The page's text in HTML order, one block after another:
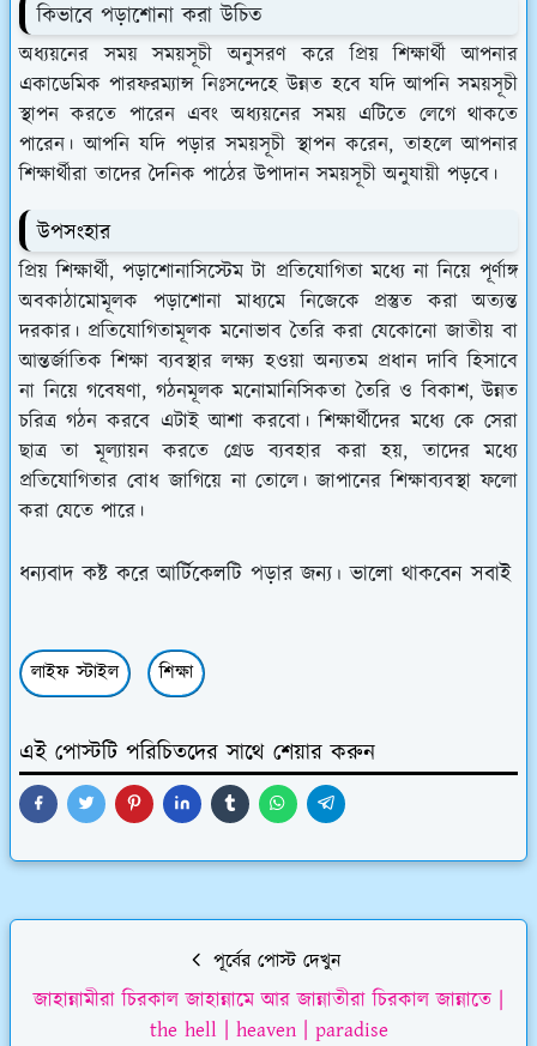
কিভাবে পড়াশোনা করা উচিত
অধ্যয়নের সময় সময়সূচী অনুসরণ করে প্রিয় শিক্ষার্থী আপনার
একাডেমিক পারফরম্যান্স নিঃসন্দেহে উন্নত হবে যদি আপনি সময়সূচী
স্থাপন করতে পারেন এবং অধ্যয়নের সময় এটিতে লেগে থাকতে
পারেন। আপনি যদি পড়ার সময়সূচী স্থাপন করেন, তাহলে আপনার
শিক্ষার্থীরা তাদের দৈনিক পাঠের উপাদান সময়সূচী অনুযায়ী পড়বে।
উপসংহার
প্রিয় শিক্ষার্থী, পড়াশোনাসিস্টেম টা প্রতিযোগিতা মধ্যে না নিয়ে পূর্ণাঙ্গ
অবকাঠামোমূলক পড়াশোনা মাধ্যমে নিজেকে প্রস্তুত করা অত্যন্ত
দরকার। প্রতিযোগিতামূলক মনোভাব তৈরি করা যেকোনো জাতীয় বা
আন্তর্জাতিক শিক্ষা ব্যবস্থার লক্ষ্য হওয়া অন্যতম প্রধান দাবি হিসাবে
না নিয়ে গবেষণা, গঠনমূলক মনোমানিসিকতা তৈরি ও বিকাশ, উন্নত
চরিত্র গঠন করবে এটাই আশা করবো। শিক্ষার্থীদের মধ্যে কে সেরা
ছাত্র তা মূল্যায়ন করতে গ্রেড ব্যবহার করা হয়, তাদের মধ্যে
প্রতিযোগিতার বোধ জাগিয়ে না তোলে। জাপানের শিক্ষাব্যবস্থা ফলো
করা যেতে পারে।
ধন্যবাদ কষ্ট করে আর্টিকেলটি পড়ার জন্য। ভালো থাকবেন সবাই
লাইফ স্টাইল শিক্ষা
এই পোস্টটি পরিচিতদের সাথে শেয়ার করুন
পূর্বের পোস্ট দেখুন
জাহান্নামীরা চিরকাল জাহান্নামে আর জান্নাতীরা চিরকাল জান্নাতে |
the hell | heaven | paradise